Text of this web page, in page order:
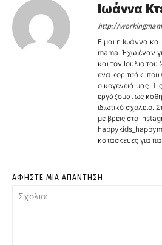
Ιωάννα
http://
Είμαι η Ιωάννα
mama. Έχω έναν
και τον Ιούλιο
ένα κοριτσάκι
οικογένειά μας.
εργάζομαι ως
ιδιωτικό σχολείο.
με βρεις στο
κατασκευές για
ΑΦΗΣΤΕ ΜΙΑ ΑΠΑΝΤΗΣΗ